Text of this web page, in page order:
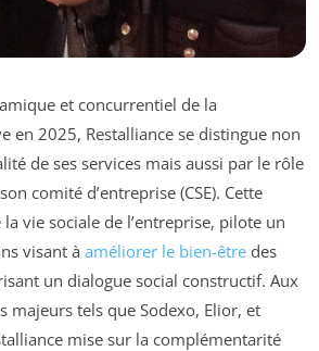
et concurrentiel de la
en 2025, Restalliance se distingue non
de ses services mais aussi par le rôle
comité d’entreprise (CSE). Cette
vie sociale de l’entreprise, pilote un
visant à améliorer le bien-être des
un dialogue social constructif. Aux
majeurs tels que Sodexo, Elior, et
mise sur la complémentarité